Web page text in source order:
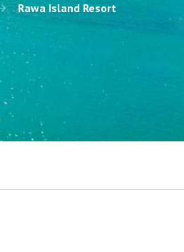
Rawa Island Resort